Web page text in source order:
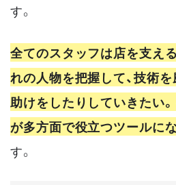
す。
全てのスタッフは店を支え
れの人物を把握して、技術
助けをしたりしていきたい
が多方面で役立つツールに
す。